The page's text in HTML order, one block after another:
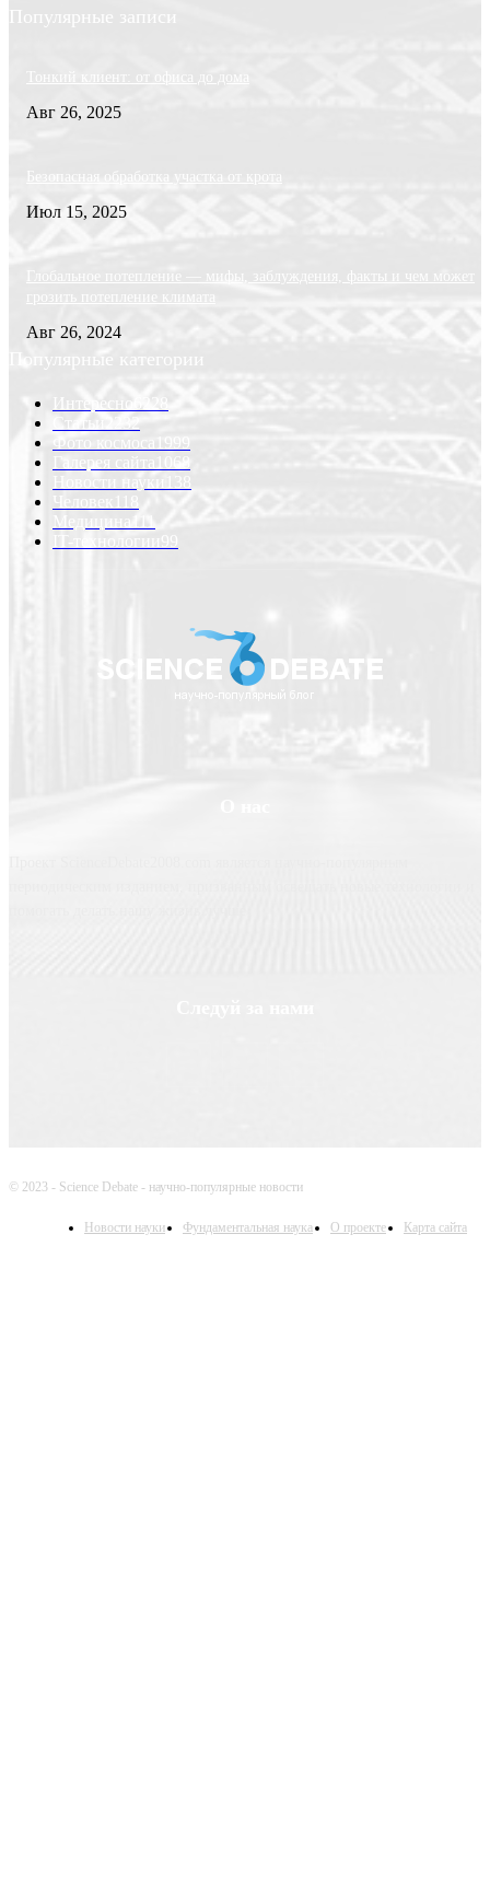
Популярные записи
Тонкий клиент: от офиса до дома
Авг 26, 2025
Безопасная обработка участка от крота
Июл 15, 2025
Глобальное потепление — мифы, заблуждения, факты и чем может
грозить потепление климата
Авг 26, 2024
Популярные категории
Интересно
Статьи
Фото космоса
1999
Галерея сайта 1068
Новости науки
Человек
Медицина
IT-технологии99
© 2023 - Science Debate - научно-популярные новости
Новости науки Фундаментальная наука О проекте Карта сайта